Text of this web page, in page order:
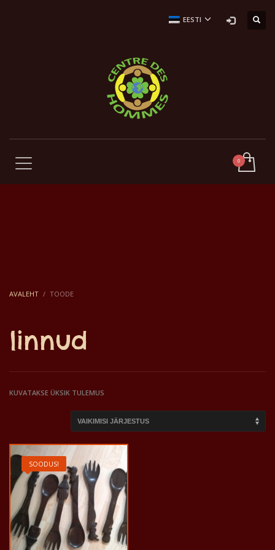
EESTI
AVALEHT TOODE
linnud
KUVATAKSE ÜKSIK TULEMUS
SOODUS!